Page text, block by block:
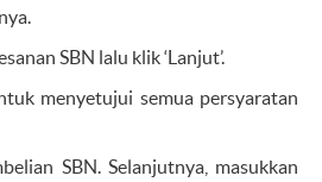
SBN lalu klik ‘Lanjut’.
menyetujui semua persyaratan
SBN. Selanjutnya, masukkan